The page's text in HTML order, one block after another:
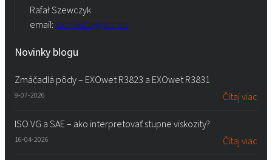
Rafał Szewczyk
email: iod.rokita@pcc.eu
Novinky blogu
Zmáčadlá pôdy – EXOwet R3823 a EXOwet R3831
9-07-2026 Čítaj viac
ISO VG a SAE – ako interpretovať stupne viskozity?
16-04-2026 Čítaj viac